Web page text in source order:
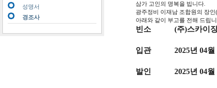
성명서
경조사
삼가 고인의 명복을 빕니다.
광주정비 이재남 조합원의 장
아래와 같이 부고를 전해 드립
빈소 (주)스카이
입관 2025년 04
발인 2025년 04